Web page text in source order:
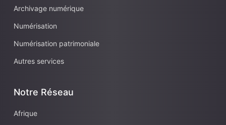
Archivage numérique
Numérisation
Numérisation patrimoniale
Autres services
Notre Réseau
Afrique